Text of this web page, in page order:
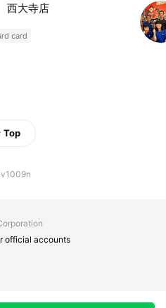
西大寺店
card
Top
official accounts